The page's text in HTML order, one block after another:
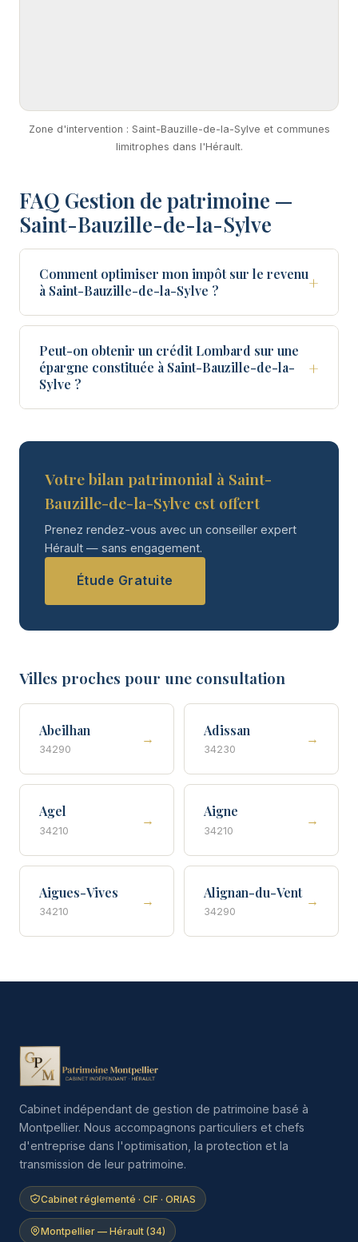
Zone d'intervention : Saint-Bauzille-de-la-Sylve et communes
limitrophes dans l'Hérault.
FAQ Gestion de patrimoine —
Saint-Bauzille-de-la-Sylve
Comment optimiser mon impôt sur le revenu
à Saint-Bauzille-de-la-Sylve ?
+
Peut-on obtenir un crédit Lombard sur une
épargne constituée à Saint-Bauzille-de-la-
Sylve ?
+
Votre bilan patrimonial à Saint-
Bauzille-de-la-Sylve est offert
Prenez rendez-vous avec un conseiller expert
Hérault — sans engagement.
Étude Gratuite
Villes proches pour une consultation
Abeilhan
34290
→
Adissan
34230
→
Agel
34210
→
Aigne
34210
→
Aigues-Vives
34210
→
Alignan-du-Vent
34290
→
Cabinet indépendant de gestion de patrimoine basé à
Montpellier. Nous accompagnons particuliers et chefs
d'entreprise dans l'optimisation, la protection et la
transmission de leur patrimoine.
Cabinet réglementé · CIF · ORIAS
Montpellier — Hérault (34)